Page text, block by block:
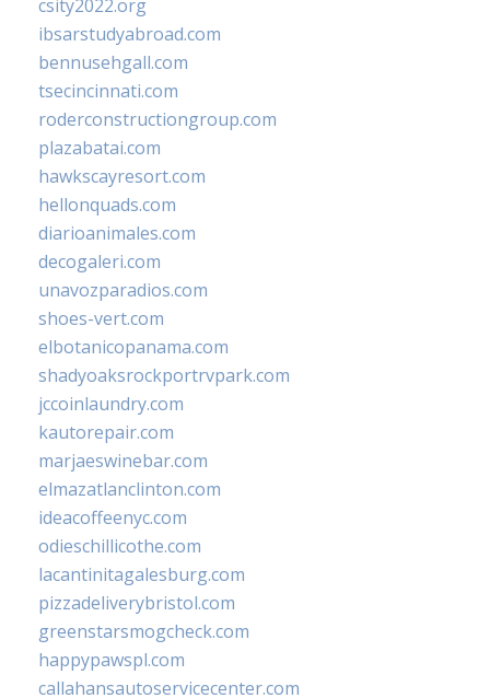
csity2022.org
ibsarstudyabroad.com
bennusehgall.com
tsecincinnati.com
roderconstructiongroup.com
plazabatai.com
hawkscayresort.com
hellonquads.com
diarioanimales.com
decogaleri.com
unavozparadios.com
shoes-vert.com
elbotanicopanama.com
shadyoaksrockportrvpark.com
jccoinlaundry.com
kautorepair.com
marjaeswinebar.com
elmazatlanclinton.com
ideacoffeenyc.com
odieschillicothe.com
lacantinitagalesburg.com
pizzadeliverybristol.com
greenstarsmogcheck.com
happypawspl.com
callahansautoservicecenter.com